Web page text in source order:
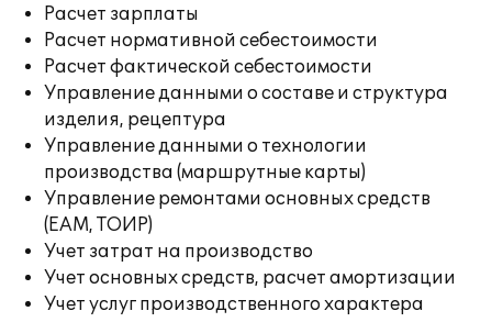
Расчет зарплаты
Расчет нормативной себестоимости
Расчет фактической себестоимости
Управление данными о составе и структура
изделия, рецептура
Управление данными о технологии
производства (маршрутные карты)
Управление ремонтами основных средств
(EAM, ТОИР)
Учет затрат на производство
Учет основных средств, расчет амортизации
Учет услуг производственного характера